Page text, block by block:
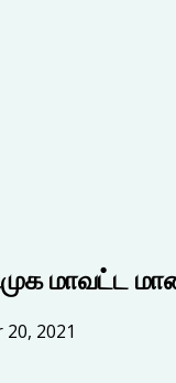
மாவட்ட
2021